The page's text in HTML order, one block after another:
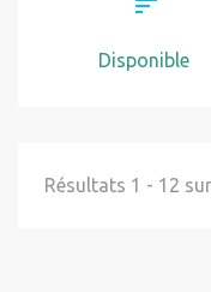
Disponible
Résultats 1 - 12